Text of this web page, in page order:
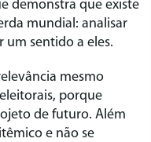
demonstra que existe
mundial: analisar
um sentido a eles.
mesmo
porque
de futuro. Além
e não se